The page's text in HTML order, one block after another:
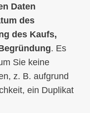
Daten
des
des Kaufs,
. Es
Sie keine
z. B. aufgrund
ein Duplikat